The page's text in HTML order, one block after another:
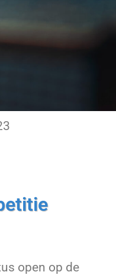
open op de